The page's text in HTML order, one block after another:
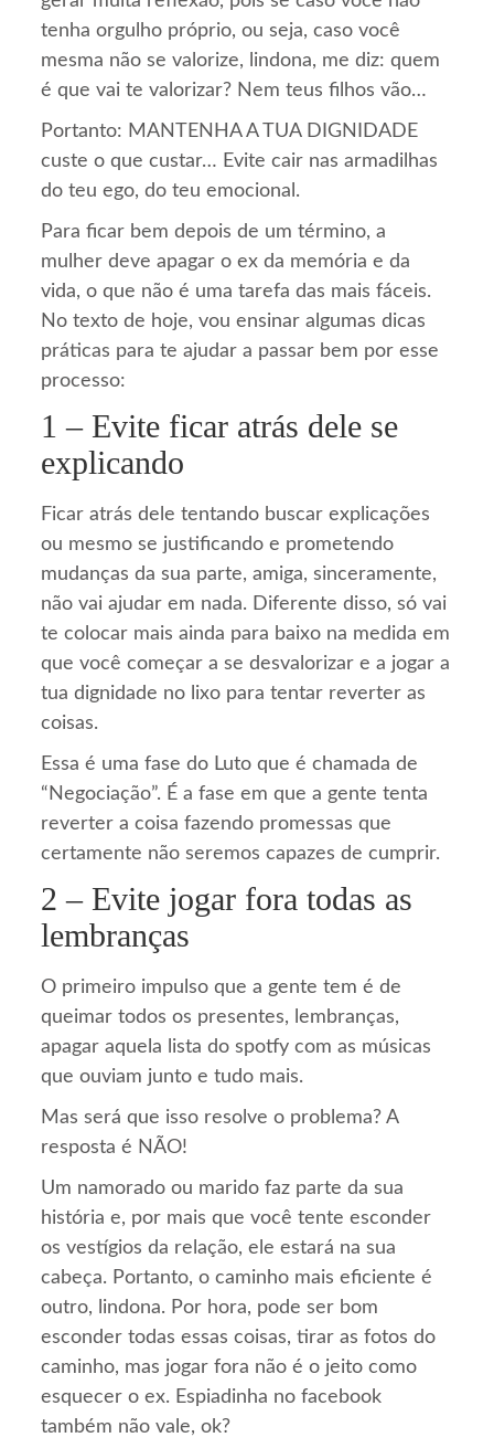
tenha orgulho próprio, ou seja, caso você
mesma não se valorize, lindona, me diz: quem
é que vai te valorizar? Nem teus filhos vão…
Portanto: MANTENHA A TUA DIGNIDADE
custe o que custar… Evite cair nas armadilhas
do teu ego, do teu emocional.
Para ficar bem depois de um término, a
mulher deve apagar o ex da memória e da
vida, o que não é uma tarefa das mais fáceis.
No texto de hoje, vou ensinar algumas dicas
práticas para te ajudar a passar bem por esse
processo:
1 – Evite ficar atrás dele se
explicando
Ficar atrás dele tentando buscar explicações
ou mesmo se justificando e prometendo
mudanças da sua parte, amiga, sinceramente,
não vai ajudar em nada. Diferente disso, só vai
te colocar mais ainda para baixo na medida em
que você começar a se desvalorizar e a jogar a
tua dignidade no lixo para tentar reverter as
coisas.
Essa é uma fase do Luto que é chamada de
“Negociação”. É a fase em que a gente tenta
reverter a coisa fazendo promessas que
certamente não seremos capazes de cumprir.
2 – Evite jogar fora todas as
lembranças
O primeiro impulso que a gente tem é de
queimar todos os presentes, lembranças,
apagar aquela lista do spotfy com as músicas
que ouviam junto e tudo mais.
Mas será que isso resolve o problema? A
resposta é NÃO!
Um namorado ou marido faz parte da sua
história e, por mais que você tente esconder
os vestígios da relação, ele estará na sua
cabeça. Portanto, o caminho mais eficiente é
outro, lindona. Por hora, pode ser bom
esconder todas essas coisas, tirar as fotos do
caminho, mas jogar fora não é o jeito como
esquecer o ex. Espiadinha no facebook
também não vale, ok?